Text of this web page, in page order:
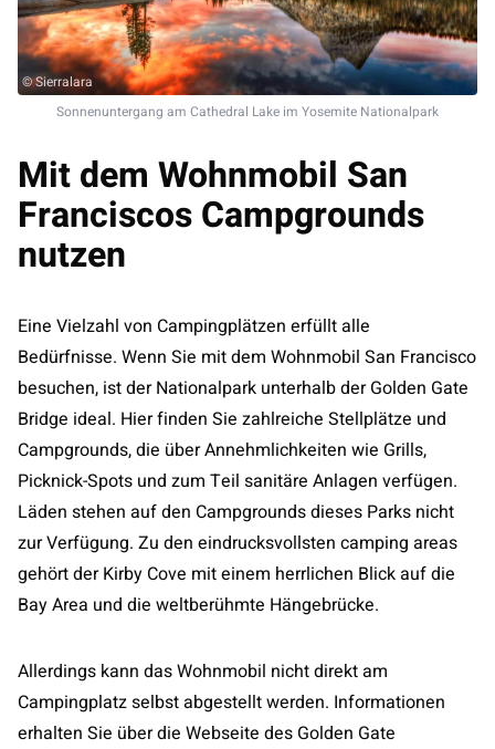
© Sierralara
Sonnenuntergang am Cathedral Lake im Yosemite Nationalpark
Mit dem Wohnmobil San
Franciscos Campgrounds
nutzen
Eine Vielzahl von Campingplätzen erfüllt alle
Bedürfnisse. Wenn Sie mit dem Wohnmobil San Francisco
besuchen, ist der Nationalpark unterhalb der Golden Gate
Bridge ideal. Hier finden Sie zahlreiche Stellplätze und
Campgrounds, die über Annehmlichkeiten wie Grills,
Picknick-Spots und zum Teil sanitäre Anlagen verfügen.
Läden stehen auf den Campgrounds dieses Parks nicht
zur Verfügung. Zu den eindrucksvollsten camping areas
gehört der Kirby Cove mit einem herrlichen Blick auf die
Bay Area und die weltberühmte Hängebrücke.
Allerdings kann das Wohnmobil nicht direkt am
Campingplatz selbst abgestellt werden. Informationen
erhalten Sie über die Webseite des Golden Gate